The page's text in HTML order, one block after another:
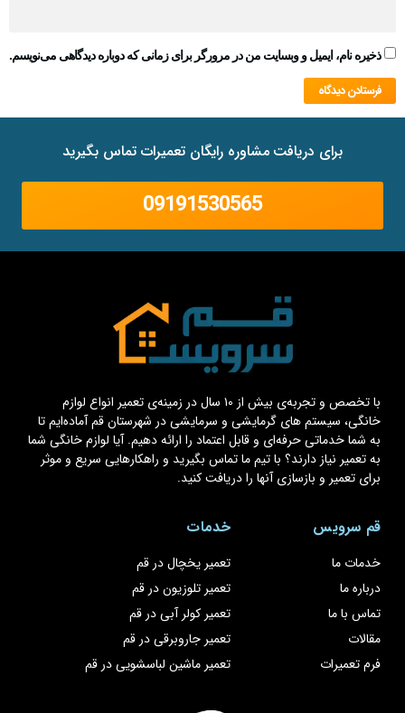
ذخیره نام، ایمیل و وبسایت من در مرورگر برای زمانی که دوباره دیدگاهی می‌نویسم.
برای دریافت مشاوره رایگان تعمیرات تماس بگیرید
09191530565
با تخصص و تجربه‌ی بیش از ۱۰ سال در زمینه‌ی تعمیر انواع لوازم
خانگی، سیستم های گرمایشی و سرمایشی در شهرستان قم آماده‌ایم تا
به شما خدماتی حرفه‌ای و قابل اعتماد را ارائه دهیم. آیا لوازم خانگی شما
به تعمیر نیاز دارند؟ با تیم ما تماس بگیرید و راهکارهایی سریع و موثر
برای تعمیر و بازسازی آنها را دریافت کنید.
قم سرویس
خدمات ما
درباره ما
تماس با ما
مقالات
فرم تعمیرات
خدمات
تعمیر یخچال در قم
تعمیر تلوزیون در قم
تعمیر کولر آبی در قم
تعمیر جاروبرقی در قم
تعمیر ماشین لباسشویی در قم